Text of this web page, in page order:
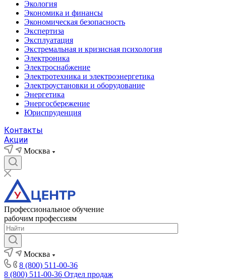
Экология
Экономика и финансы
Экономическая безопасность
Экспертиза
Эксплуатация
Экстремальная и кризисная психология
Электроника
Электроснабжение
Электротехника и электроэнергетика
Электроустановки и оборудование
Энергетика
Энергосбережение
Юриспруденция
Контакты
Акции
Москва
Профессиональное обучение
рабочим профессиям
Москва
8 (800) 511-00-36
8 (800) 511-00-36 Отдел продаж